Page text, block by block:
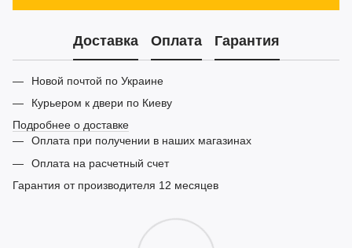
Доставка Оплата Гарантия
Новой почтой по Украине
Курьером к двери по Киеву
Подробнее о доставке
Оплата при получении в наших магазинах
Оплата на расчетный счет
Гарантия от производителя 12 месяцев